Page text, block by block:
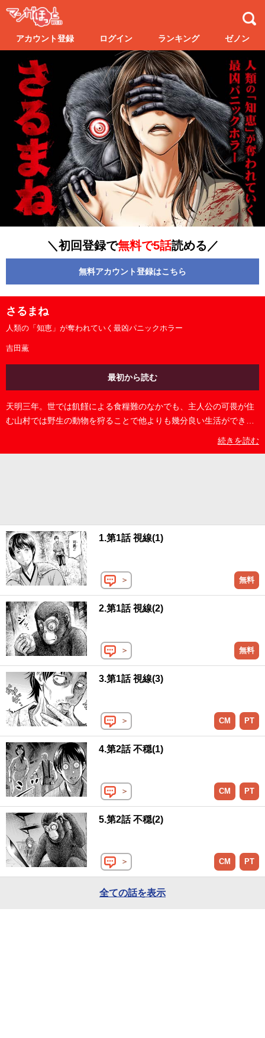
アカウント登録 ログイン ランキング ゼノン
＼初回登録で無料で5話読める／
無料アカウント登録はこちら
さるまね
人類の「知恵」が奪われていく最凶パニックホラー
吉田薫
最初から読む
天明三年。世では飢饉による食糧難のなかでも、主人公の可畏が住
む山村では野生の動物を狩ることで他よりも幾分良い生活ができて
いた。しかし、ある日山で迷ったという男が村に来る。一向に目を
続きを読む
1.第1話 視線(1)
＞ 無料
2.第1話 視線(2)
＞ 無料
3.第1話 視線(3)
＞ CM PT
4.第2話 不穏(1)
＞ CM PT
5.第2話 不穏(2)
＞ CM PT
全ての話を表示